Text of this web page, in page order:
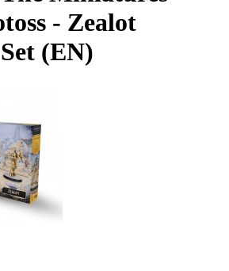
- Zealot
(EN)